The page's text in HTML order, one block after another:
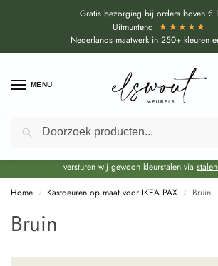
Gratis bezorging bij orders boven €
Uitmuntend ★★★★★
Nederlands maatwerk in 250+ kleuren
MENU
Door de bouwvakperiode geldt voor alle collecties
levertijd van circa 3-4 weken bovenop de
versturen wij gewoon kleurstalen via
Home / Kastdeuren op maat voor IKEA PAX / Bruin
Bruin